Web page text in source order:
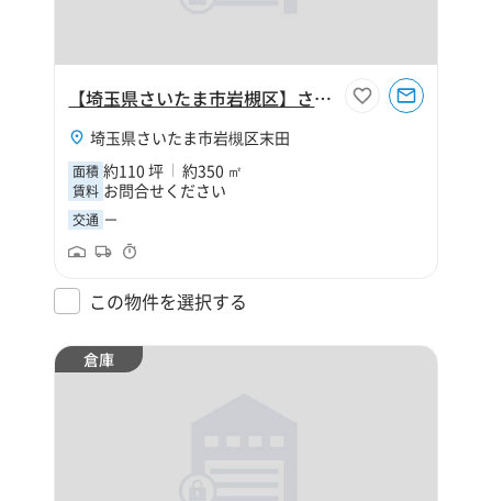
【埼玉県さいたま市岩槻区】さいたま市岩槻区大字末田110坪倉庫
埼玉県さいたま市岩槻区末田
面積 約110 坪 約350 ㎡
賃料 お問合せください
交通 －
この物件を選択する
倉庫